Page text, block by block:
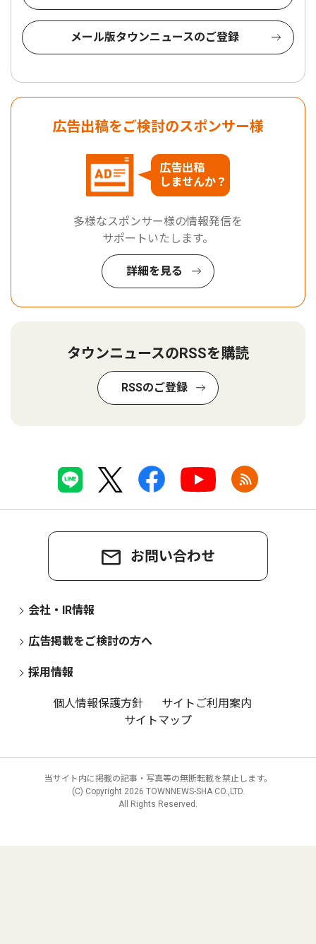
メール版タウンニュースのご登録
広告出稿をご検討のスポンサー様
広告出稿
しませんか？
多様なスポンサー様の情報発信を
サポートいたします。
詳細を見る
タウンニュースのRSSを購読
RSSのご登録
お問い合わせ
会社・IR情報
広告掲載をご検討の方へ
採用情報
個人情報保護方針
サイトご利用案内
サイトマップ
当サイト内に掲載の記事・写真等の無断転載を禁止します。
(C) Copyright 2026 TOWNNEWS-SHA CO.,LTD.
All Rights Reserved.